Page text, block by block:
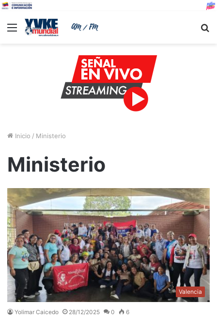
Menu
Inicio / Ministerio
Ministerio
Valencia
Yolimar Caicedo 28/12/2025 0 6